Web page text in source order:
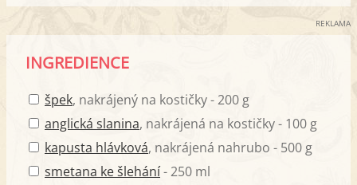
REKLAMA
INGREDIENCE
špek, nakrájený na kostičky - 200 g
anglická slanina, nakrájená na kostičky - 100 g
kapusta hlávková, nakrájená nahrubo - 500 g
smetana ke šlehání- 250 ml